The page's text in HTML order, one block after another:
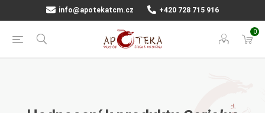
info@apotekatcm.cz +420 728 715 916
0